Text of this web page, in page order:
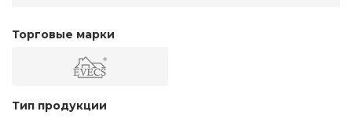
Торговые марки
Тип продукции